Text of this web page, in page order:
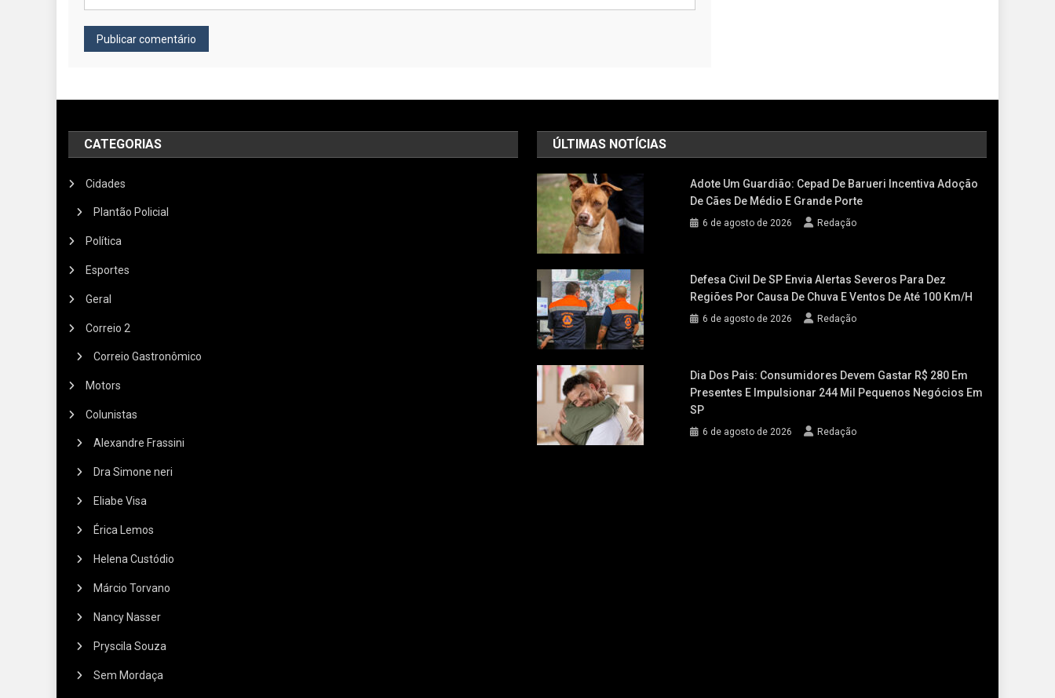
CATEGORIAS
Cidades
Plantão Policial
Política
Esportes
Geral
Correio 2
Correio Gastronômico
Motors
Colunistas
Alexandre Frassini
Dra Simone neri
Eliabe Visa
Érica Lemos
Helena Custódio
Márcio Torvano
Nancy Nasser
Pryscila Souza
Sem Mordaça
ÚLTIMAS NOTÍCIAS
Adote Um Guardião: Cepad De Barueri Incentiva Adoção
De Cães De Médio E Grande Porte
6 de agosto de 2026 Redação
Defesa Civil De SP Envia Alertas Severos Para Dez
Regiões Por Causa De Chuva E Ventos De Até 100 Km/h
6 de agosto de 2026 Redação
Dia Dos Pais: Consumidores Devem Gastar R$ 280 Em
Presentes E Impulsionar 244 Mil Pequenos Negócios Em
SP
6 de agosto de 2026 Redação